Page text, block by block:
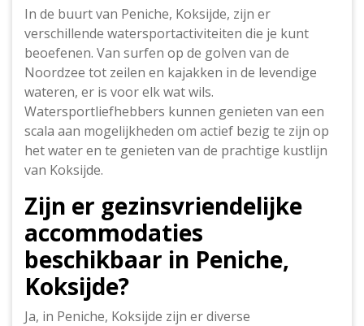
In de buurt van Peniche, Koksijde, zijn er
verschillende watersportactiviteiten die je kunt
beoefenen. Van surfen op de golven van de
Noordzee tot zeilen en kajakken in de levendige
wateren, er is voor elk wat wils.
Watersportliefhebbers kunnen genieten van een
scala aan mogelijkheden om actief bezig te zijn op
het water en te genieten van de prachtige kustlijn
van Koksijde.
Zijn er gezinsvriendelijke
accommodaties
beschikbaar in Peniche,
Koksijde?
Ja, in Peniche, Koksijde zijn er diverse